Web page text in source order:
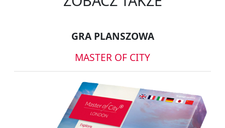
GRA PLANSZOWA
MASTER OF CITY